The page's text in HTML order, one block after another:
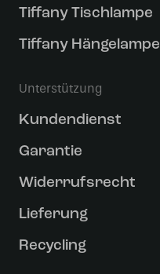
Tiffany Tischlampe
Tiffany Hängelampe
Unterstützung
Kundendienst
Garantie
Widerrufsrecht
Lieferung
Recycling